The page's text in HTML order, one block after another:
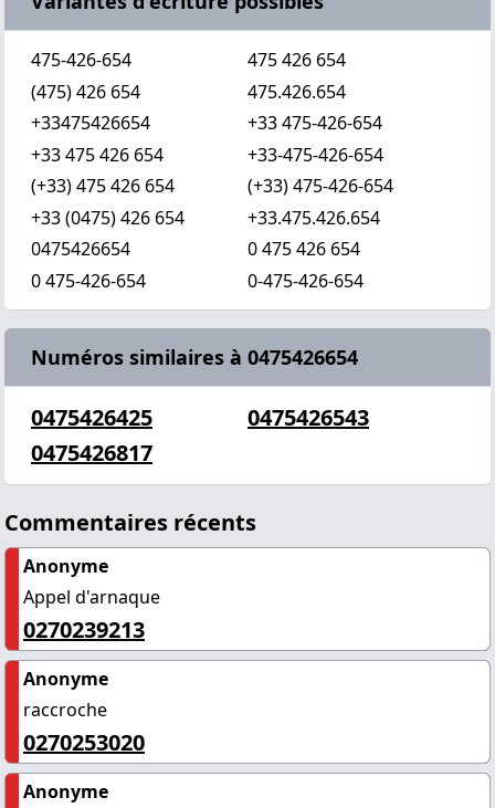
475-426-654
475 426 654
(475) 426 654
475.426.654
+33475426654
+33 475-426-654
+33 475 426 654
+33-475-426-654
(+33) 475 426 654
(+33) 475-426-654
+33 (0475) 426 654
+33.475.426.654
0475426654
0 475 426 654
0 475-426-654
0-475-426-654
Numéros similaires à 0475426654
0475426425
0475426543
0475426817
Commentaires récents
Anonyme
Appel d'arnaque
0270239213
Anonyme
raccroche
0270253020
Anonyme